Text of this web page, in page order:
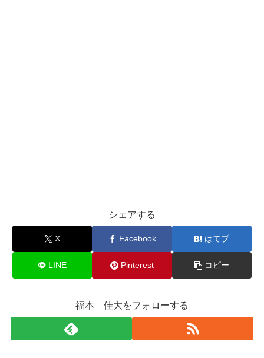
シェアする
X Facebook はてブ
LINE Pinterest コピー
福本 佳大をフォローする